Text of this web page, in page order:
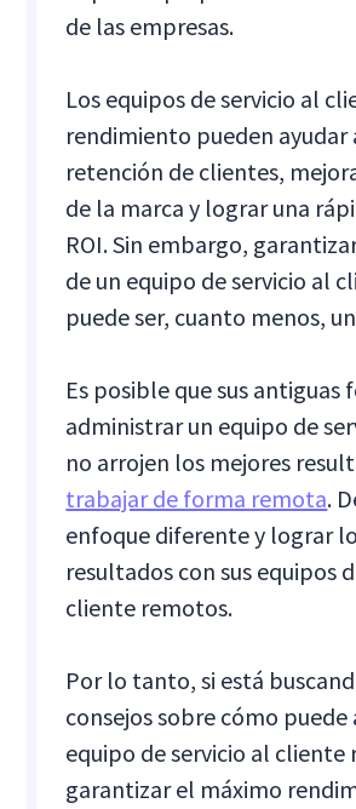
de las empresas.
Los equipos de servicio al
rendimiento pueden ayudar
retención de clientes,
de la marca y lograr una
ROI. Sin embargo,
de un equipo de servicio al
puede ser, cuanto menos,
Es posible que sus antiguas
administrar un equipo de
no arrojen los mejores
trabajar de forma remota.
enfoque diferente y lograr
resultados con sus equipos
cliente remotos.
Por lo tanto, si está
consejos sobre cómo
equipo de servicio al cliente
garantizar el máximo